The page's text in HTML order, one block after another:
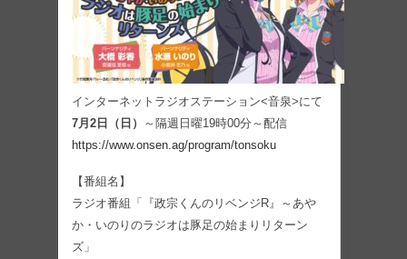
インターネットラジオステーション<音泉>にて
7月2日（日）
～隔週日曜19時00分～配信
https://www.onsen.ag/program/tonsoku
【番組名】
ラジオ番組「『政宗くんのリベンジR』～あや
か・いのりのラジオは豚足の始まりリターン
ズ」